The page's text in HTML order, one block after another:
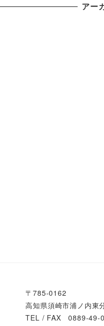
アー
〒785-0162
高知県須崎市浦ノ内東
TEL / FAX 0889-49-